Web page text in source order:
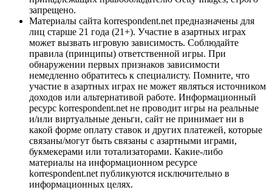
запрещено.
Материалы сайта korrespondent.net предназначены для
лиц старше 21 года (21+). Участие в азартных играх
может вызвать игровую зависимость. Соблюдайте
правила (принципы) ответственной игры. При
обнаружении первых признаков зависимости
немедленно обратитесь к специалисту. Помните, что
участие в азартных играх не может являться источником
доходов или альтернативой работе. Информационный
ресурс korrespondent.net не проводит игры на реальные
и/или виртуальные деньги, сайт не принимает ни в
какой форме оплату ставок и других платежей, которые
связаны/могут быть связаны с азартными играми,
букмекерами или тотализаторами. Какие-либо
материалы на информационном ресурсе
korrespondent.net публикуются исключительно в
информационных целях.